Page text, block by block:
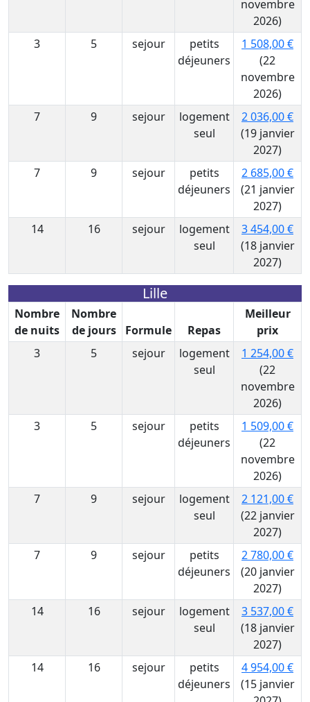
novembre
2026)
3
5 sejour
petits
déjeuners
1 508,00 €
(22
novembre
2026)
7
9 sejour
logement
seul
2 036,00 €
(19 janvier
2027)
7
9 sejour
petits
déjeuners
2 685,00 €
(21 janvier
2027)
14
16 sejour
logement
seul
3 454,00 €
(18 janvier
2027)
Lille
Nombre
de nuits
Nombre
de jours
Formule Repas
Meilleur
prix
3
5 sejour
logement
seul
1 254,00 €
(22
novembre
2026)
3
5 sejour
petits
déjeuners
1 509,00 €
(22
novembre
2026)
7
9 sejour
logement
seul
2 121,00 €
(22 janvier
2027)
7
9 sejour
petits
déjeuners
2 780,00 €
(20 janvier
2027)
14
16 sejour
logement
seul
3 537,00 €
(18 janvier
2027)
14
16 sejour
petits
déjeuners
4 954,00 €
(15 janvier